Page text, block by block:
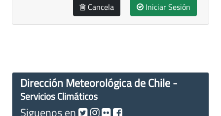
Cancela Iniciar Sesión
Dirección Meteorológica de Chile -
Servicios Climáticos
Siguenos en